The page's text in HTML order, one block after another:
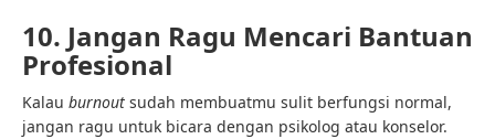
10. Jangan Ragu Mencari Bantuan
Profesional
Kalau burnout sudah membuatmu sulit berfungsi normal,
jangan ragu untuk bicara dengan psikolog atau konselor.